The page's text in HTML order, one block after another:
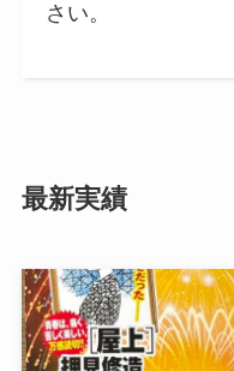
さい。
最新実績